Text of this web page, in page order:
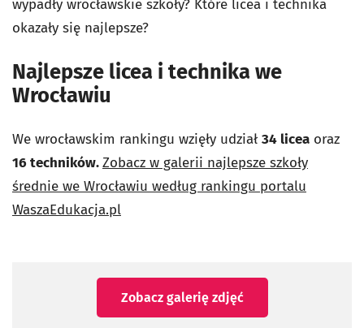
wypadły wrocławskie szkoły? Które licea i technika
okazały się najlepsze?
Najlepsze licea i technika we
Wrocławiu
We wrocławskim rankingu wzięły udział34 licea oraz
16 techników.Zobacz w galerii najlepsze szkoły
średnie we Wrocławiu według rankingu portalu
WaszaEdukacja.pl
Zobacz galerię zdjęć